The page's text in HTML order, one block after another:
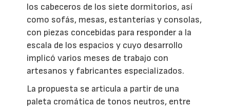
los cabeceros de los siete dormitorios, así
como sofás, mesas, estanterías y consolas,
con piezas concebidas para responder a la
escala de los espacios y cuyo desarrollo
implicó varios meses de trabajo con
artesanos y fabricantes especializados.
La propuesta se articula a partir de una
paleta cromática de tonos neutros, entre